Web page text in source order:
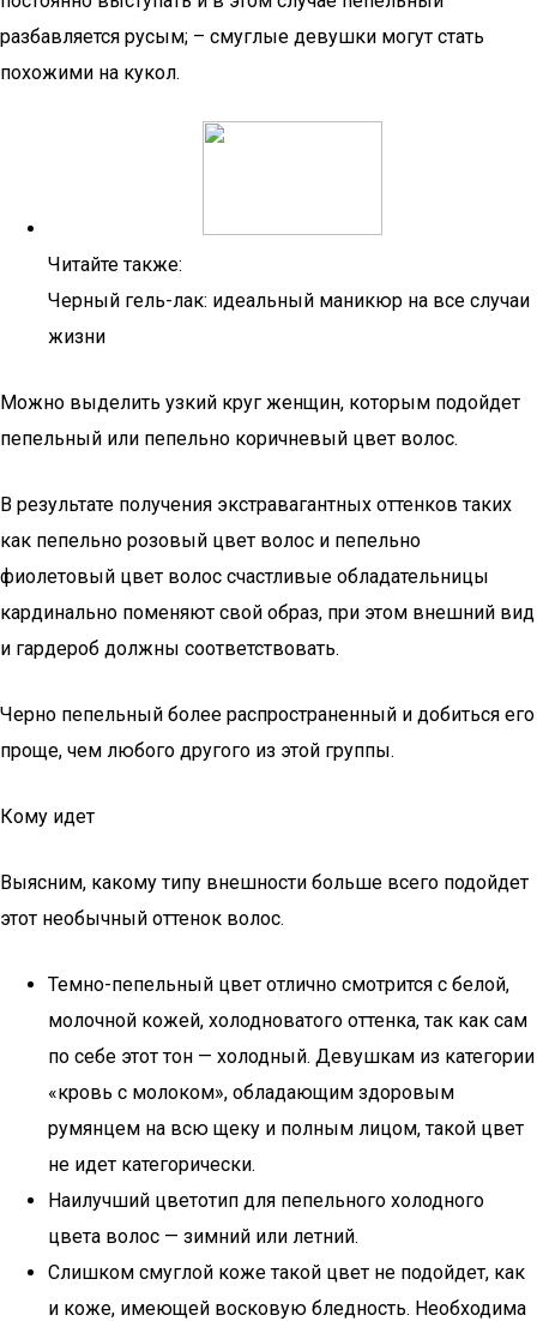
разбавляется русым; – смуглые девушки могут стать
похожими на кукол.
Читайте также:
Черный гель-лак: идеальный маникюр на все случаи
жизни
Можно выделить узкий круг женщин, которым подойдет
пепельный или пепельно коричневый цвет волос.
В результате получения экстравагантных оттенков таких
как пепельно розовый цвет волос и пепельно
фиолетовый цвет волос счастливые обладательницы
кардинально поменяют свой образ, при этом внешний вид
и гардероб должны соответствовать.
Черно пепельный более распространенный и добиться его
проще, чем любого другого из этой группы.
Кому идет
Выясним, какому типу внешности больше всего подойдет
этот необычный оттенок волос.
Темно-пепельный цвет отлично смотрится с белой,
молочной кожей, холодноватого оттенка, так как сам
по себе этот тон — холодный. Девушкам из категории
«кровь с молоком», обладающим здоровым
румянцем на всю щеку и полным лицом, такой цвет
не идет категорически.
Наилучший цветотип для пепельного холодного
цвета волос — зимний или летний.
Слишком смуглой коже такой цвет не подойдет, как
и коже, имеющей восковую бледность. Необходима